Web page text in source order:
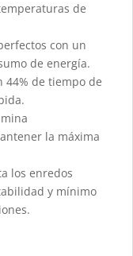
de
con un
de energía.
44% de tiempo de
la máxima
los enredos
y mínimo